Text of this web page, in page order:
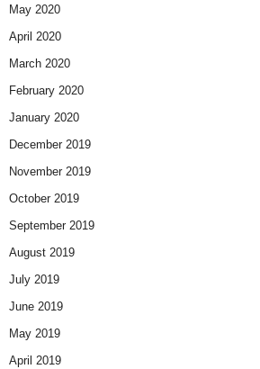
May 2020
April 2020
March 2020
February 2020
January 2020
December 2019
November 2019
October 2019
September 2019
August 2019
July 2019
June 2019
May 2019
April 2019